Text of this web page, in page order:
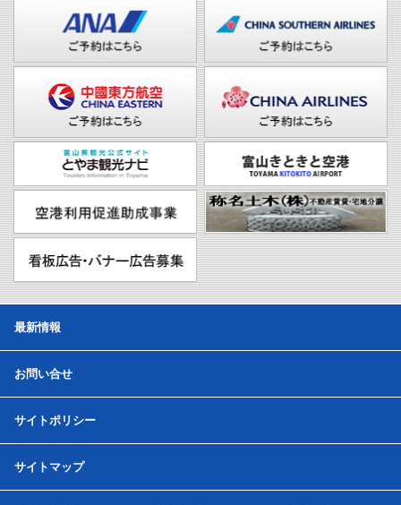
最新情報
お問い合せ
サイトポリシー
サイトマップ